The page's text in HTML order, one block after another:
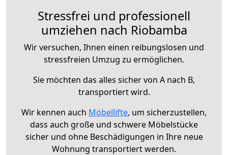
Stressfrei und professionell
umziehen nach Riobamba
Wir versuchen, Ihnen einen reibungslosen und
stressfreien Umzug zu ermöglichen.
Sie möchten das alles sicher von A nach B,
transportiert wird.
Wir kennen auch Möbellifte, um sicherzustellen,
dass auch große und schwere Möbelstücke
sicher und ohne Beschädigungen in Ihre neue
Wohnung transportiert werden.